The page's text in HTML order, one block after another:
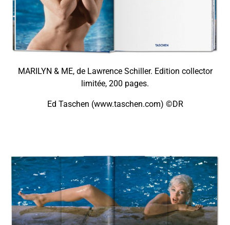
MARILYN & ME, de Lawrence Schiller. Edition collector
limitée, 200 pages.
Ed Taschen (www.taschen.com) ©DR